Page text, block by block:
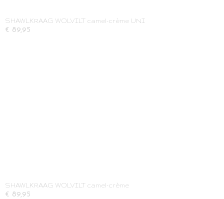
SHAWLKRAAG WOLVILT camel-crème UNI
€ 89,95
SHAWLKRAAG WOLVILT camel-crème
€ 89,95